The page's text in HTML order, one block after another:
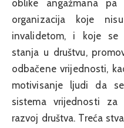
oblike angažmana
organizacija koje
invalidetom, i koje se
stanja u društvu,
odbačene vrijednosti,
motivisanje ljudi da
sistema vrijednosti
razvoj društva. Treća